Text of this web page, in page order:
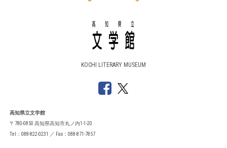
KOCHI LITERARY MUSEUM
高知県立文学館
〒780-0850 高知県高知市丸ノ内1-1-20
Tel：088-822-0231 ／ Fax：088-871-7857